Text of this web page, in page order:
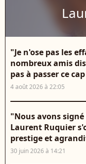
"Je n'ose pas les
nombreux amis
pas à passer ce cap
4 août 2026 à 22:05
"Nous avons
Laurent Ruquier
prestige et
30 juin 2026 à 14:21